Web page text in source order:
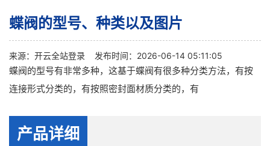
蝶阀的型号、种类以及图片
来源： 开云全站登录 发布时间：2026-06-14 05:11:05
蝶阀的型号有非常多种，这基于蝶阀有很多种分类方法，有按
连接形式分类的，有按照密封面材质分类的，有
产品详细